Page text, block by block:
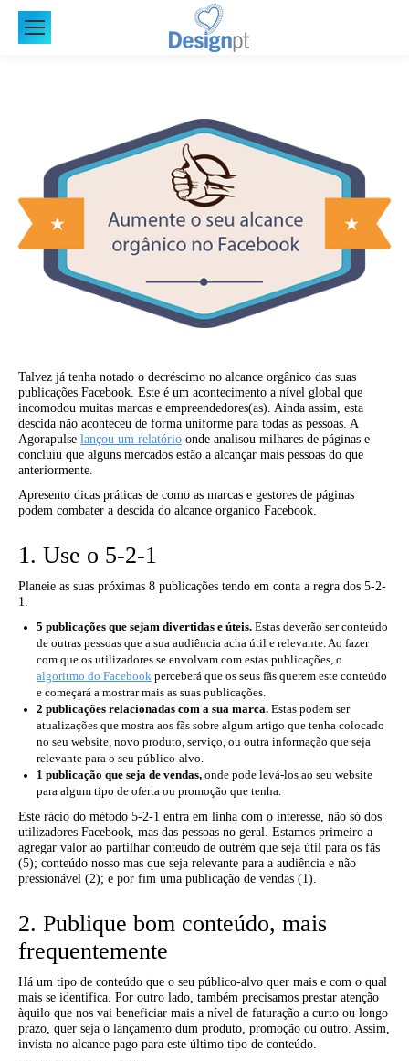
Talvez já tenha notado o decréscimo no alcance orgânico das suas
publicações Facebook. Este é um acontecimento a nível global que
incomodou muitas marcas e empreendedores(as). Ainda assim, esta
descida não aconteceu de forma uniforme para todas as pessoas. A
Agorapulse lançou um relatório onde analisou milhares de páginas e
concluiu que alguns mercados estão a alcançar mais pessoas do que
anteriormente.
Apresento dicas práticas de como as marcas e gestores de páginas
podem combater a descida do alcance organico Facebook.
1. Use o 5-2-1
Planeie as suas próximas 8 publicações tendo em conta a regra dos 5-2-
1.
5 publicações que sejam divertidas e úteis. Estas deverão ser conteúdo
de outras pessoas que a sua audiência acha útil e relevante. Ao fazer
com que os utilizadores se envolvam com estas publicações, o
algoritmo do Facebook perceberá que os seus fãs querem este conteúdo
e começará a mostrar mais as suas publicações.
2 publicações relacionadas com a sua marca. Estas podem ser
atualizações que mostra aos fãs sobre algum artigo que tenha colocado
no seu website, novo produto, serviço, ou outra informação que seja
relevante para o seu público-alvo.
1 publicação que seja de vendas, onde pode levá-los ao seu website
para algum tipo de oferta ou promoção que tenha.
Este rácio do método 5-2-1 entra em linha com o interesse, não só dos
utilizadores Facebook, mas das pessoas no geral. Estamos primeiro a
agregar valor ao partilhar conteúdo de outrém que seja útil para os fãs
(5); conteúdo nosso mas que seja relevante para a audiência e não
pressionável (2); e por fim uma publicação de vendas (1).
2. Publique bom conteúdo, mais
frequentemente
Há um tipo de conteúdo que o seu público-alvo quer mais e com o qual
mais se identifica. Por outro lado, também precisamos prestar atenção
àquilo que nos vai beneficiar mais a nível de faturação a curto ou longo
prazo, quer seja o lançamento dum produto, promoção ou outro. Assim,
invista no alcance pago para este último tipo de conteúdo.